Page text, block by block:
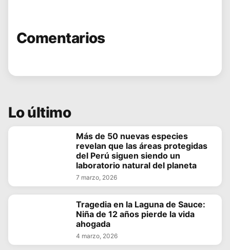
Comentarios
Lo último
Más de 50 nuevas especies
revelan que las áreas protegidas
del Perú siguen siendo un
laboratorio natural del planeta
7 marzo, 2026
Tragedia en la Laguna de Sauce:
Niña de 12 años pierde la vida
ahogada
4 marzo, 2026